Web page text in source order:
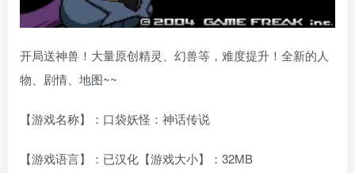
开局送神兽！大量原创精灵、幻兽等，难度提升！全新的人
物、剧情、地图~~
【游戏名称】：口袋妖怪：神话传说
【游戏语言】：已汉化【游戏大小】：32MB